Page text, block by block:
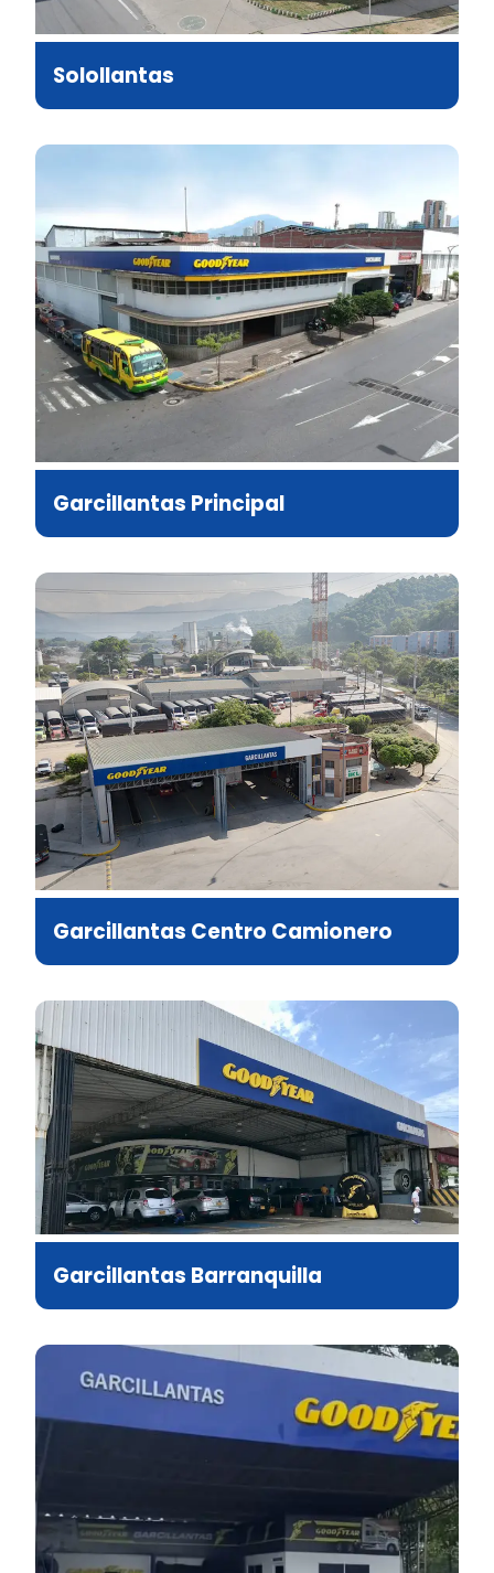
Solollantas
Garcillantas Principal
Garcillantas Centro Camionero
Garcillantas Barranquilla